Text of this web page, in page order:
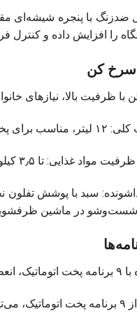
ضدزنگ با پنجره شیشه‌ای
را افزایش داده و کنترل
کن
با ظرفیت بالا، نیازهای
برای خانواده‌های بزرگ و مهمانی‌ها.
تا ۳٫۵ کیلوگرم (مثلاً ۳٫۵ کیلوگرم سیب زمینی سرخ‌شده یا مرغ کامل).
سبد با پوشش
شست‌وشو در ماشین
ارائه می‌دهد.
کنید: